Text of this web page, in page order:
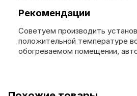
Рекомендации
Советуем производить
положительной температуре
обогреваемом помещении,